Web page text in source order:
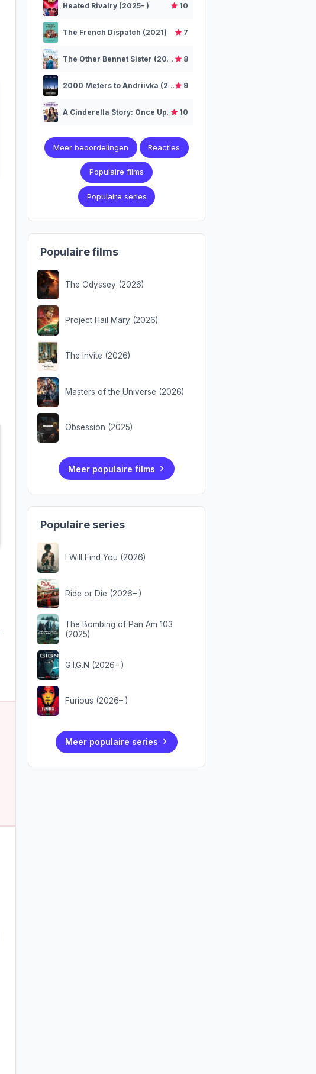
Heated Rivalry (2025– ) 10
The French Dispatch (2021) 7
The Other Bennet Sister (2026– ) 8
2000 Meters to Andriivka (2025) 9
A Cinderella Story: Once Upon a Song (2011) 10
Meer beoordelingen Reacties
Populaire films
Populaire series
Populaire films
The Odyssey (2026)
Project Hail Mary (2026)
The Invite (2026)
Masters of the Universe (2026)
Obsession (2025)
Meer populaire films
Populaire series
I Will Find You (2026)
Ride or Die (2026– )
The Bombing of Pan Am 103
(2025)
G.I.G.N (2026– )
Furious (2026– )
Meer populaire series